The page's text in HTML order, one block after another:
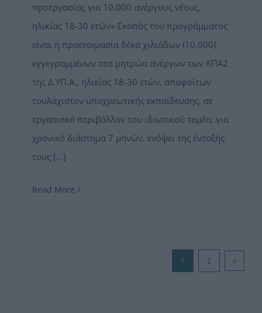
προεργασίας για 10.000 ανέργους νέους,
ηλικίας 18-30 ετών» Σκοπός του προγράμματος
είναι η προετοιμασία δέκα χιλιάδων (10.000)
εγγεγραμμένων στα μητρώα ανέργων των ΚΠΑ2
της Δ.ΥΠ.Α., ηλικίας 18-30 ετών, αποφοίτων
τουλάχιστον υποχρεωτικής εκπαίδευσης, σε
εργασιακό περιβάλλον του ιδιωτικού τομέα, για
χρονικό διάστημα 7 μηνών, ενόψει της ένταξής
τους [...]
Read More
1 2